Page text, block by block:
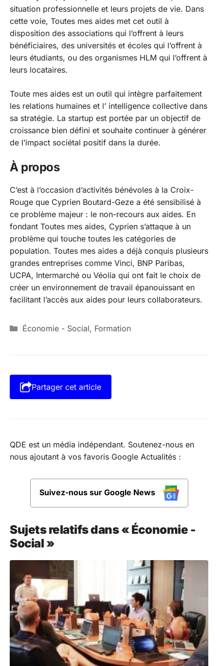
situation professionnelle et leurs projets de vie. Dans
cette voie, Toutes mes aides met cet outil à
disposition des associations qui l’offrent à leurs
bénéficiaires, des universités et écoles qui l’offrent à
leurs étudiants, ou des organismes HLM qui l’offrent à
leurs locataires.
Toute mes aides est un outil qui intègre parfaitement
les relations humaines et l’ intelligence collective dans
sa stratégie. La startup est portée par un objectif de
croissance bien défini et souhaite continuer à générer
de l’impact sociétal positif dans la durée.
À propos
C’est à l’occasion d’activités bénévoles à la Croix-
Rouge que Cyprien Boutard-Geze a été sensibilisé à
ce problème majeur : le non-recours aux aides. En
fondant Toutes mes aides, Cyprien s’attaque à un
problème qui touche toutes les catégories de
population. Toutes mes aides a déjà conquis plusieurs
grandes entreprises comme Vinci, BNP Paribas,
UCPA, Intermarché ou Véolia qui ont fait le choix de
créer un environnement de travail épanouissant en
facilitant l’accès aux aides pour leurs collaborateurs.
Catégories
Économie - Social, Formation
Partager cet article
QDE est un média indépendant. Soutenez-nous en
nous ajoutant à vos favoris Google Actualités :
Suivez-nous sur Google News
Sujets relatifs dans « Économie -
Social »